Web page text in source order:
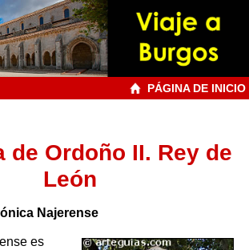
PÁGINA DE INICIO
de Ordoño II. Rey de
León
Najerense
es